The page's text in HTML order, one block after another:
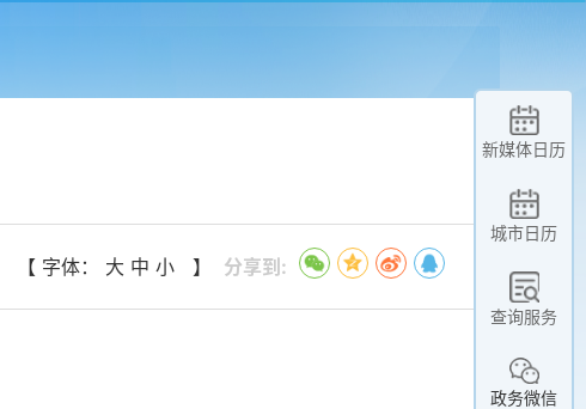
新媒体日历
城市日历
查询服务
政务微信
分享到:
【 字体： 大 中 小 】